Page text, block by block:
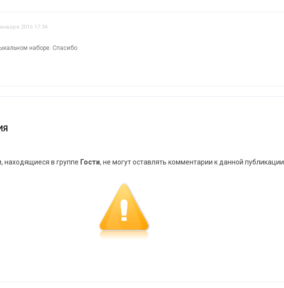
2016 17:34
наборе. Спасибо.
находящиеся в группе Гости, не могут оставлять комментарии к данной публикации.